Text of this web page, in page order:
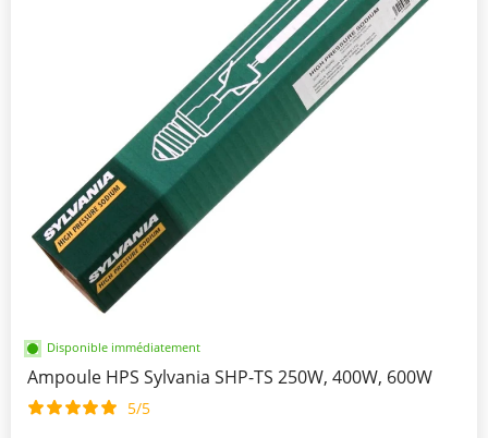
Disponible immédiatement
Ampoule HPS Sylvania SHP-TS 250W, 400W, 600W
5/5